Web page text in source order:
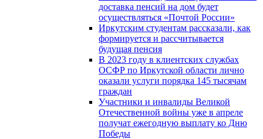
доставка пенсий на дом будет
осуществляться «Почтой России»
Иркутским студентам рассказали, как
формируется и рассчитывается
будущая пенсия
В 2023 году в клиентских службах
ОСФР по Иркутской области лично
оказали услуги порядка 145 тысячам
граждан
Участники и инвалиды Великой
Отечественной войны уже в апреле
получат ежегодную выплату ко Дню
Победы